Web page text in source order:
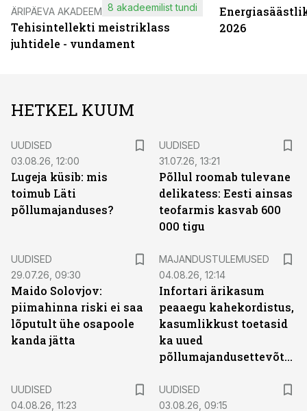
ÄRIPÄEVA AKADEEMIA
Tehisintellekti meistriklass
juhtidele - vundament
8 akadeemilist tundi
2026
HETKEL KUUM
UUDISED
03.08.26, 12:00
Lugeja küsib: mis
toimub Läti
põllumajanduses?
UUDISED
31.07.26, 13:21
Põllul roomab tulevane
delikatess: Eesti ainsas
teofarmis kasvab 600
000 tigu
UUDISED
29.07.26, 09:30
Maido Solovjov:
piimahinna riski ei saa
lõputult ühe osapoole
kanda jätta
MAJANDUSTULEMUSED
04.08.26, 12:14
Infortari ärikasum
peaaegu kahekordistus,
kasumlikkust toetasid
ka uued
põllumajandusettevõtted
UUDISED
04.08.26, 11:23
UUDISED
03.08.26, 09:15